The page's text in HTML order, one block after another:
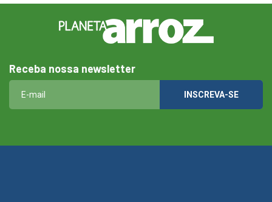
Receba nossa newsletter